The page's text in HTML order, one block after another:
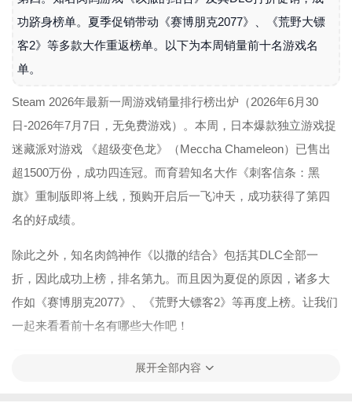
功跻身榜单。夏季促销带动《赛博朋克2077》、《荒野大镖
客2》等多款大作重返榜单。以下为本周销量前十名游戏名
单。
Steam 2026年最新一周游戏销量排行榜出炉（2026年6月30
日-2026年7月7日，无免费游戏）。本周，日本爆款独立游戏捉
迷藏派对游戏 《超级变色龙》（Meccha Chameleon）已售出
超1500万份，成功四连冠。而育碧知名大作《刺客信条：黑
旗》重制版即将上线，预购开启后一飞冲天，成功获得了第四
名的好成绩。
除此之外，知名肉鸽神作《以撒的结合》包括其DLC全部一
折，因此成功上榜，排名第九。而且因为夏促的原因，诸多大
作如《赛博朋克2077》、《荒野大镖客2》等再度上榜。让我们
一起来看看前十名有哪些大作吧！
展开全部内容